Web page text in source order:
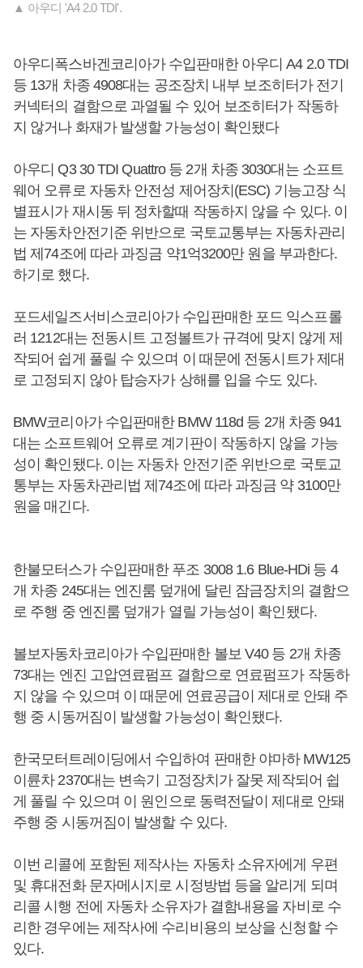
▲ 아우디 'A4 2.0 TDI'.
아우디폭스바겐코리아가 수입판매한 아우디 A4 2.0 TDI
등 13개 차종 4908대는 공조장치 내부 보조히터가 전기
커넥터의 결함으로 과열될 수 있어 보조히터가 작동하
지 않거나 화재가 발생할 가능성이 확인됐다
아우디 Q3 30 TDI Quattro 등 2개 차종 3030대는 소프트
웨어 오류로 자동차 안전성 제어장치(ESC) 기능고장 식
별표시가 재시동 뒤 정차할때 작동하지 않을 수 있다. 이
는 자동차안전기준 위반으로 국토교통부는 자동차관리
법 제74조에 따라 과징금 약1억3200만 원을 부과한다.
하기로 했다.
포드세일즈서비스코리아가 수입판매한 포드 익스프롤
러 1212대는 전동시트 고정볼트가 규격에 맞지 않게 제
작되어 쉽게 풀릴 수 있으며 이 때문에 전동시트가 제대
로 고정되지 않아 탑승자가 상해를 입을 수도 있다.
BMW코리아가 수입판매한 BMW 118d 등 2개 차종 941
대는 소프트웨어 오류로 계기판이 작동하지 않을 가능
성이 확인됐다. 이는 자동차 안전기준 위반으로 국토교
통부는 자동차관리법 제74조에 따라 과징금 약 3100만
원을 매긴다.
한불모터스가 수입판매한 푸조 3008 1.6 Blue-HDi 등 4
개 차종 245대는 엔진룸 덮개에 달린 잠금장치의 결함으
로 주행 중 엔진룸 덮개가 열릴 가능성이 확인됐다.
볼보자동차코리아가 수입판매한 볼보 V40 등 2개 차종
73대는 엔진 고압연료펌프 결함으로 연료펌프가 작동하
지 않을 수 있으며 이 때문에 연료공급이 제대로 안돼 주
행 중 시동꺼짐이 발생할 가능성이 확인됐다.
한국모터트레이딩에서 수입하여 판매한 야마하 MW125
이륜차 2370대는 변속기 고정장치가 잘못 제작되어 쉽
게 풀릴 수 있으며 이 원인으로 동력전달이 제대로 안돼
주행 중 시동꺼짐이 발생할 수 있다.
이번 리콜에 포함된 제작사는 자동차 소유자에게 우편
및 휴대전화 문자메시지로 시정방법 등을 알리게 되며
리콜 시행 전에 자동차 소유자가 결함내용을 자비로 수
리한 경우에는 제작사에 수리비용의 보상을 신청할 수
있다.